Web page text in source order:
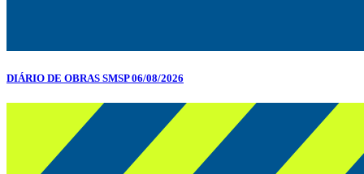
DIÁRIO DE OBRAS SMSP 06/08/2026